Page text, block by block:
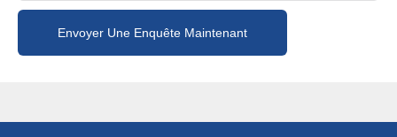
Envoyer Une Enquête Maintenant